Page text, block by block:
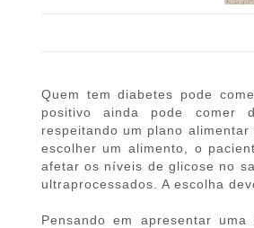
Quem tem diabetes pode
positivo ainda pode comer
respeitando um plano
escolher um alimento, o
afetar os níveis de glicose no
ultraprocessados. A escolha
Pensando em apresentar